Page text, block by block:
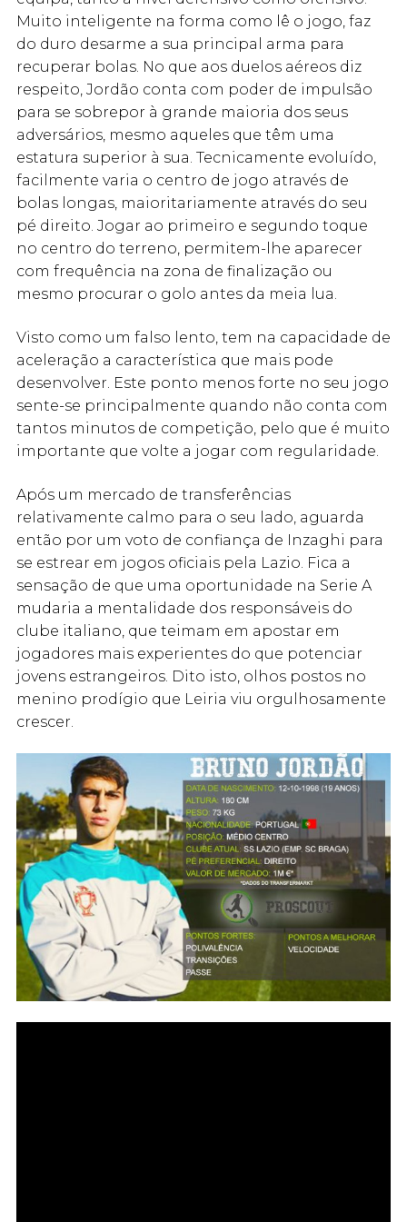
Muito inteligente na forma como lê o jogo, faz
do duro desarme a sua principal arma para
recuperar bolas. No que aos duelos aéreos diz
respeito, Jordão conta com poder de impulsão
para se sobrepor à grande maioria dos seus
adversários, mesmo aqueles que têm uma
estatura superior à sua. Tecnicamente evoluído,
facilmente varia o centro de jogo através de
bolas longas, maioritariamente através do seu
pé direito. Jogar ao primeiro e segundo toque
no centro do terreno, permitem-lhe aparecer
com frequência na zona de finalização ou
mesmo procurar o golo antes da meia lua.
Visto como um falso lento, tem na capacidade de
aceleração a característica que mais pode
desenvolver. Este ponto menos forte no seu jogo
sente-se principalmente quando não conta com
tantos minutos de competição, pelo que é muito
importante que volte a jogar com regularidade.
Após um mercado de transferências
relativamente calmo para o seu lado, aguarda
então por um voto de confiança de Inzaghi para
se estrear em jogos oficiais pela Lazio. Fica a
sensação de que uma oportunidade na Serie A
mudaria a mentalidade dos responsáveis do
clube italiano, que teimam em apostar em
jogadores mais experientes do que potenciar
jovens estrangeiros. Dito isto, olhos postos no
menino prodígio que Leiria viu orgulhosamente
crescer.